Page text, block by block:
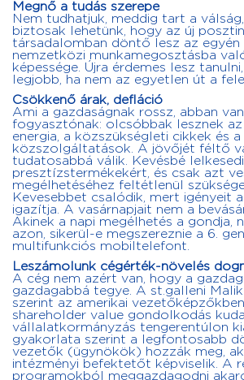
Megnő a tudás szerepe
Nem tudhatjuk, meddig tart a
biztosak lehetünk, hogy az új
társadalomban döntő lesz az egyén
nemzetközi munkamegosztásba
képessége. Újra érdemes lesz
legjobb, ha nem az egyetlen út a
Csökkenő árak, defláció
Ami a gazdaságnak rossz, abban
fogyasztónak: olcsóbbak lesznek
energia, a közszükségleti cikkek és a
közszolgáltatások. A jövőjét féltő
tudatosabbá válik. Kevésbé
presztízstermékekért, és csak azt
megélhetéséhez feltétlenül
Kevesebbet csalódik, mert igényeit
igazítja. A vasárnapjait nem a
Akinek a napi megélhetés a gondja,
azon, sikerül-e megszereznie a 6.
multifunkciós mobiltelefont.
Leszámolunk cégérték-növelés
A cég nem azért van, hogy a
gazdagabbá tegye. A st.galleni
szerint az amerikai
shareholder value gondolkodás
vállalatkormányzás tengerentúlon
gyakorlata szerint a legfontosabb
vezetők (ügynökök) hozzák meg,
intézményi befektetőt képviselik. A
programokból meggazdagodni